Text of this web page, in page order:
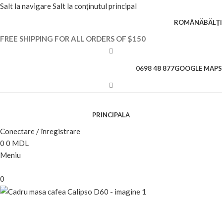
Salt la navigareSalt la conținutul principal
ROMÂNĂBĂLȚI
FREE SHIPPING FOR ALL ORDERS OF $150
0698 48 877GOOGLE MAPS
PRINCIPALA
Conectare / înregistrare
0 0 MDL
Meniu
0